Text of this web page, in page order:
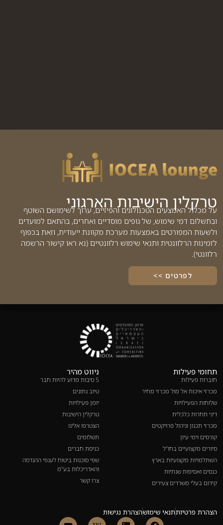
טרקלין הישיבות הארגוני
על מכלול האמצעים הטכנולוגים והפיזיים, ערוך לשימושם השוטף
ובתשלום דמי שימוש, של גופים מוסדיים ואחרים, בהתאם למועדים
ולשעות המפורטים באמצעות מערכת מקוונת ייעודית, וזאת בכפוף
לזמינות הרלוונטית ותנאי שימוש רלוונטיים (נא ראו קישור הרשמה
רלוונטי).
לפרטים >>
תחומי פעילות
חוברות פעילות
מכרזי איכות אל מול מכרזי מחיר
שלוחות הפעילויות
דיני תחרות כלכלית
מכרזי תכנון וניהול פרויקטים
קורסים וימי עיון
סיורים מקצועיים בחו"ל
השתלמויות מקצועיות בארץ
כנסים ואסיפות שנתיות
קידום בעלי משרדים צעירים
ניווט מהיר
5 סיבות מדוע להיות חבר
טיוב נתונים
יומן פעילויות
טרקלין הישיבות
הצטרפו אלינו
תשלומים
כניסת חברים
שפי סוכנות ביטוח לענפי ההנדסה
והאדריכלות בע"מ
צרו קשר
הצהרת פרטיותתנאי שימושהצהרת נגישות